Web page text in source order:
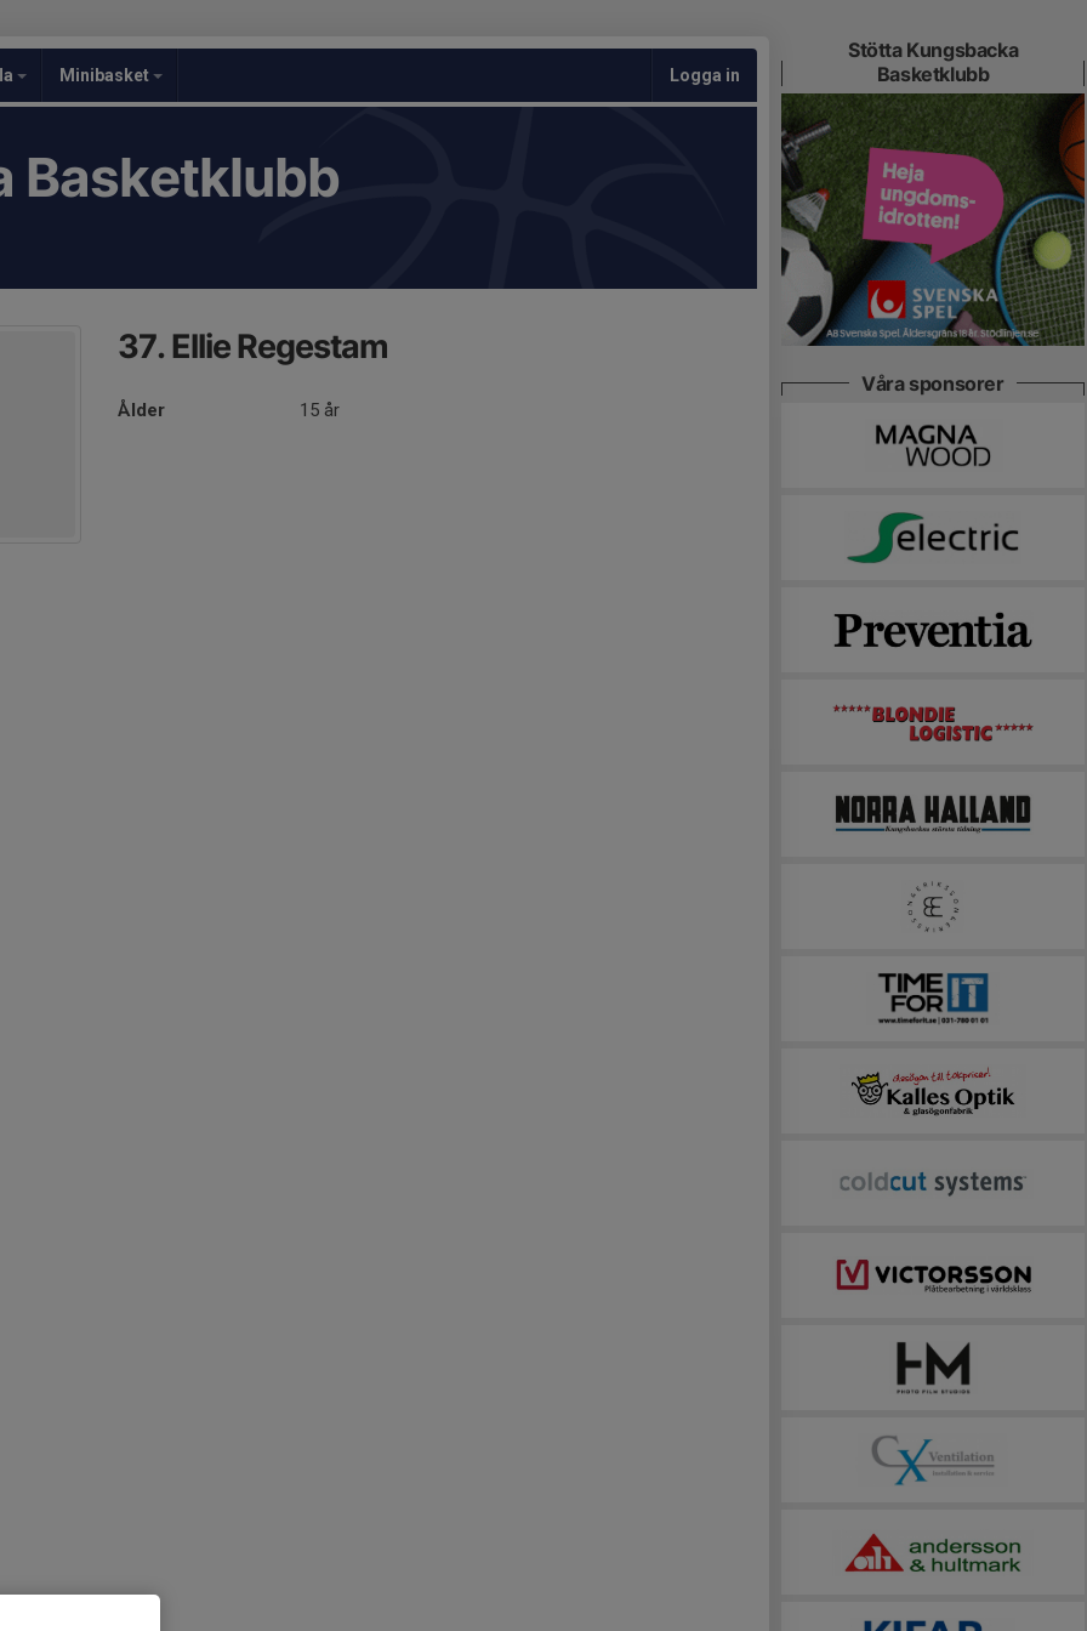
Minibasket Logga in
Basketklubb
37. Ellie Regestam
Ålder 15 år
Stötta Kungsbacka
Basketklubb
Våra sponsorer